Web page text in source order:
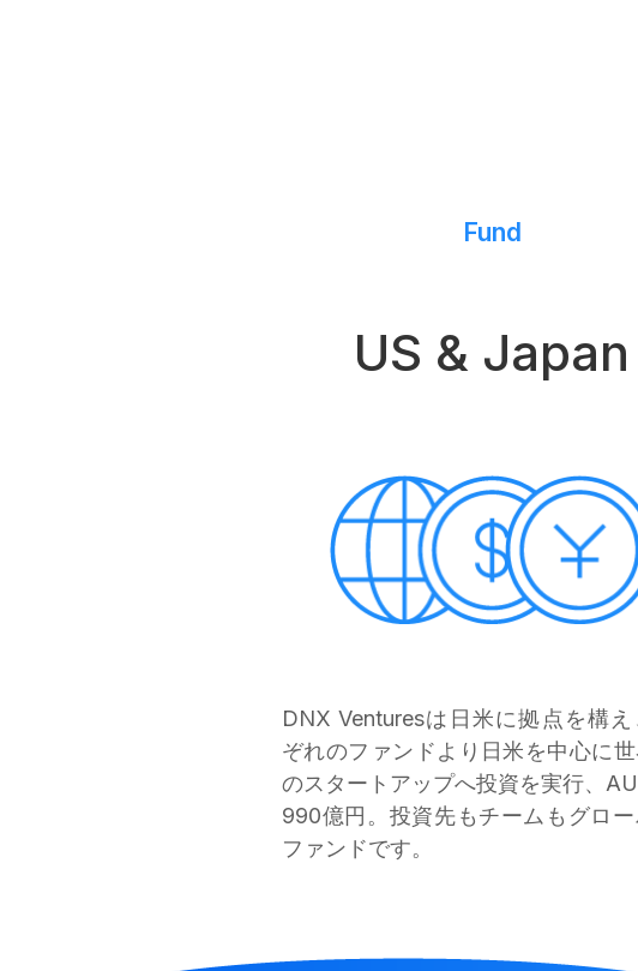
Fund
US & Japan
DNX Venturesは日米に拠点を構
ぞれのファンドより日米を中心に
のスタートアップへ投資を実行、
990億円。投資先もチームもグロ
ファンドです。